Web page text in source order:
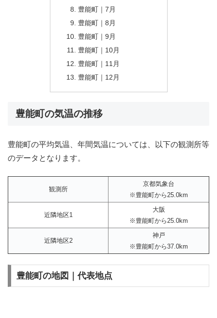
豊能町｜7月
豊能町｜8月
豊能町｜9月
豊能町｜10月
豊能町｜11月
豊能町｜12月
豊能町の気温の推移
豊能町の平均気温、年間気温については、以下の観測所等
のデータとなります。
観測所
京都気象台
※豊能町から25.0km
近隣地区1
大阪
※豊能町から25.0km
近隣地区2
神戸
※豊能町から37.0km
豊能町の地図｜代表地点